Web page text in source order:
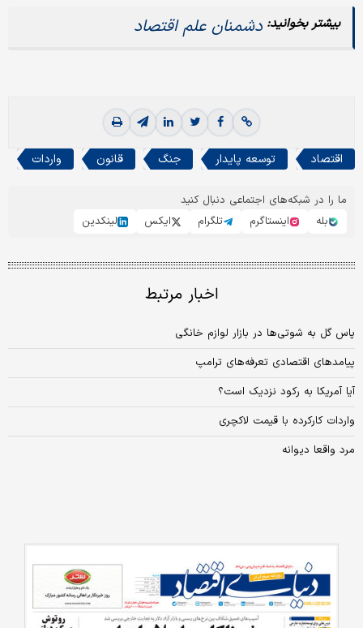
دشمنان علم اقتصاد
اقتصاد توسعه پایدار جنگ قانون واردات
ما را در شبکه‌های اجتماعی دنبال کنید
بله
اینستاگرم تلگرام ایکس لینکدین
اخبار مرتبط
پاس گل به شوتی‌ها در بازار لوازم خانگی
پیامدهای اقتصادی تعرفه‌های ترامپ
آیا آمریکا به رکود نزدیک است؟
واردات کارکرده با قیمت لاکچری
مرد واقعا دیوانه